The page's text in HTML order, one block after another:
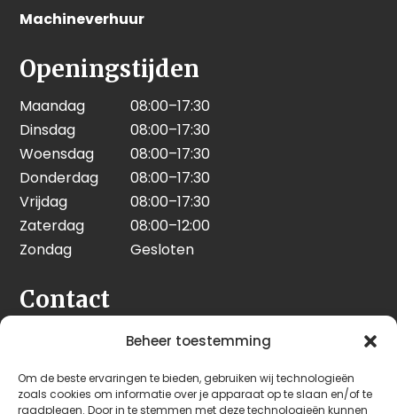
Beheer toestemming
Om de beste ervaringen te bieden, gebruiken wij technologieën
zoals cookies om informatie over je apparaat op te slaan en/of te
raadplegen. Door in te stemmen met deze technologieën kunnen
Machineverhuur
Openingstijden
Maandag
08:00–17:30
Dinsdag
08:00–17:30
Woensdag
08:00–17:30
Donderdag
08:00–17:30
Vrijdag
08:00–17:30
Zaterdag
08:00–12:00
Zondag
Gesloten
Contact
Seeleman & Hoogendoorn
3628 GD Kockengen
Nederland